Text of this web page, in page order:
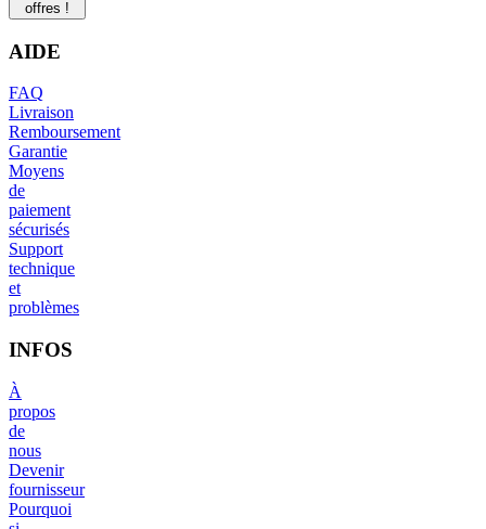
offres !
AIDE
FAQ
Livraison
Remboursement
Garantie
Moyens
de
paiement
sécurisés
Support
technique
et
problèmes
INFOS
À
propos
de
nous
Devenir
fournisseur
Pourquoi